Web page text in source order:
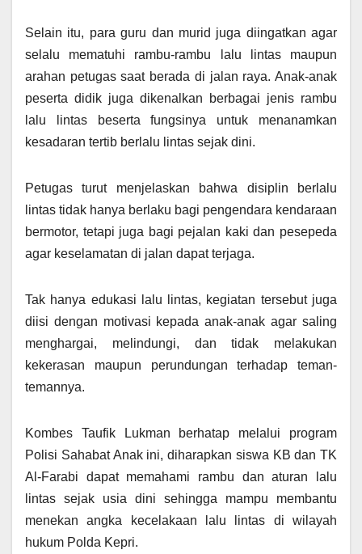
Selain itu, para guru dan murid juga diingatkan agar
selalu mematuhi rambu-rambu lalu lintas maupun
arahan petugas saat berada di jalan raya. Anak-anak
peserta didik juga dikenalkan berbagai jenis rambu
lalu lintas beserta fungsinya untuk menanamkan
kesadaran tertib berlalu lintas sejak dini.
Petugas turut menjelaskan bahwa disiplin berlalu
lintas tidak hanya berlaku bagi pengendara kendaraan
bermotor, tetapi juga bagi pejalan kaki dan pesepeda
agar keselamatan di jalan dapat terjaga.
Tak hanya edukasi lalu lintas, kegiatan tersebut juga
diisi dengan motivasi kepada anak-anak agar saling
menghargai, melindungi, dan tidak melakukan
kekerasan maupun perundungan terhadap teman-
temannya.
Kombes Taufik Lukman berhatap melalui program
Polisi Sahabat Anak ini, diharapkan siswa KB dan TK
Al-Farabi dapat memahami rambu dan aturan lalu
lintas sejak usia dini sehingga mampu membantu
menekan angka kecelakaan lalu lintas di wilayah
hukum Polda Kepri.